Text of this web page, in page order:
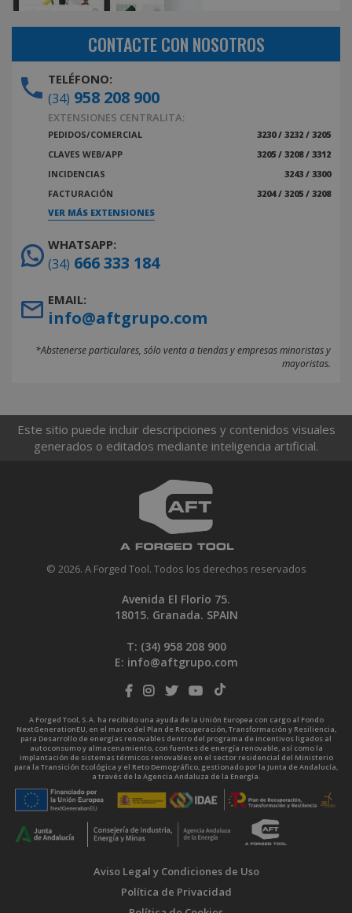
CONTACTE CON NOSOTROS
TELÉFONO:
(34) 958 208 900
EXTENSIONES CENTRALITA:
PEDIDOS/COMERCIAL
3230 / 3232 / 3205
CLAVES WEB/APP
3205 / 3208 / 3312
INCIDENCIAS
3243 / 3300
FACTURACIÓN
3204 / 3205 / 3208
VER MÁS EXTENSIONES
WHATSAPP:
(34) 666 333 184
EMAIL:
info@aftgrupo.com
*Abstenerse particulares, sólo venta a tiendas y empresas minoristas y
mayoristas.
Este sitio puede incluir descripciones y contenidos visuales
generados o editados mediante inteligencia artificial.
© 2026. A Forged Tool. Todos los derechos reservados
Avenida El Florío 75.
18015. Granada. SPAIN
T: (34) 958 208 900
E: info@aftgrupo.com
A Forged Tool, S.A. ha recibido una ayuda de la Unión Europea con cargo al Fondo
NextGenerationEU, en el marco del Plan de Recuperación, Transformación y Resiliencia,
para Desarrollo de energías renovables dentro del programa de incentivos ligados al
autoconsumo y almacenamiento, con fuentes de energía renovable, así como la
implantación de sistemas térmicos renovables en el sector residencial del Ministerio
para la Transición Ecológica y el Reto Demográfico, gestionado por la Junta de Andalucía,
a través de la Agencia Andaluza de la Energía.
Aviso Legal y Condiciones de Uso
Política de Privacidad